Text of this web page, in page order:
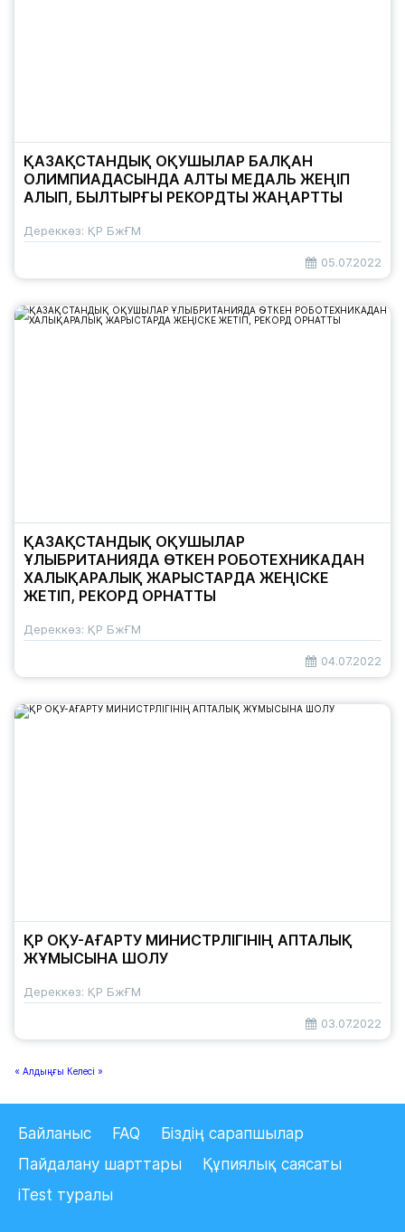
ҚАЗАҚСТАНДЫҚ ОҚУШЫЛАР БАЛҚАН
ОЛИМПИАДАСЫНДА АЛТЫ МЕДАЛЬ ЖЕҢІП
АЛЫП, БЫЛТЫРҒЫ РЕКОРДТЫ ЖАҢАРТТЫ
Дереккөз: ҚР БжҒМ
05.07.2022
ҚАЗАҚСТАНДЫҚ ОҚУШЫЛАР
ҰЛЫБРИТАНИЯДА ӨТКЕН РОБОТЕХНИКАДАН
ХАЛЫҚАРАЛЫҚ ЖАРЫСТАРДА ЖЕҢІСКЕ
ЖЕТІП, РЕКОРД ОРНАТТЫ
Дереккөз: ҚР БжҒМ
04.07.2022
ҚР ОҚУ-АҒАРТУ МИНИСТРЛІГІНІҢ АПТАЛЫҚ
ЖҰМЫСЫНА ШОЛУ
Дереккөз: ҚР БжҒМ
03.07.2022
« Алдыңғы Келесі »
Байланыс FAQ
Біздің сарапшылар
Пайдалану шарттары
Құпиялық саясаты
iTest туралы